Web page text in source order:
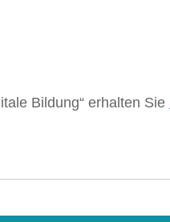
Bildung“ erhalten Sie